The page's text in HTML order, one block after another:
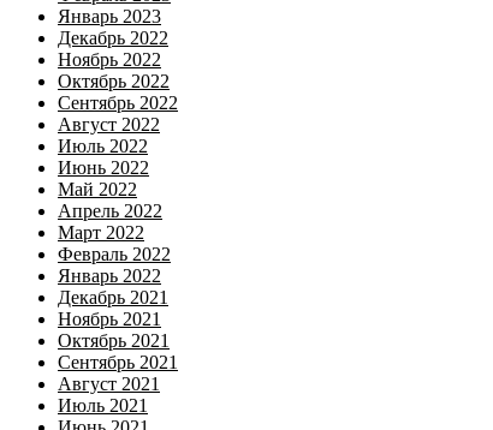
Январь 2023
Декабрь 2022
Ноябрь 2022
Октябрь 2022
Сентябрь 2022
Август 2022
Июль 2022
Июнь 2022
Май 2022
Апрель 2022
Март 2022
Февраль 2022
Январь 2022
Декабрь 2021
Ноябрь 2021
Октябрь 2021
Сентябрь 2021
Август 2021
Июль 2021